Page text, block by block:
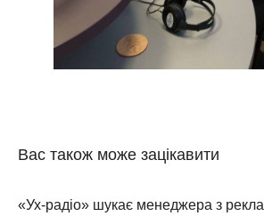
Вас також може зацікавити
«Ух-радіо» шукає менеджера з